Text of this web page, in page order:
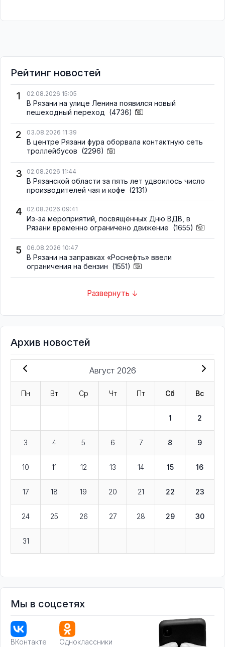
Рейтинг новостей
1
02.08.2026 15:05
В Рязани на улице Ленина появился новый
пешеходный переход (4736)
2 03.08.2026 11:39
В центре Рязани фура оборвала контактную сеть
троллейбусов (2296)
3 02.08.2026 11:44
В Рязанской области за пять лет удвоилось число
производителей чая и кофе (2131)
4 02.08.2026 09:41
Из-за мероприятий, посвящённых Дню ВДВ, в
Рязани временно ограничено движение (1655)
5 06.08.2026 10:47
В Рязани на заправках «Роснефть» ввели
ограничения на бензин (1551)
Развернуть ↓
Архив новостей
Август 2026
Пн Вт Ср Чт Пт Сб Вс
1 2
3 4 5 6 7 8 9
10 11 12 13 14 15 16
17 18 19 20 21 22 23
24 25 26 27 28 29 30
31
Мы в соцсетях
ВКонтакте Одноклассники